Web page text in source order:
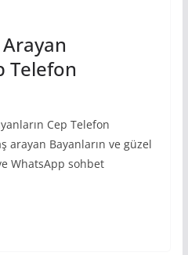
Telefon
Cep Telefon
arayan Bayanların ve güzel
WhatsApp sohbet